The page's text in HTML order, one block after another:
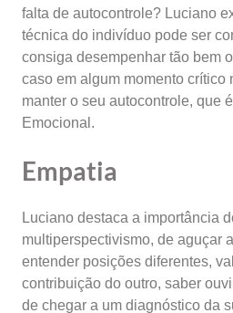
falta de autocontrole? Luciano
técnica do indivíduo pode ser
consiga desempenhar tão bem
caso em algum momento crítico
manter o seu autocontrole, que
Emocional.
Empatia
Luciano destaca a importância
multiperspectivismo, de aguçar
entender posições diferentes,
contribuição do outro, saber
de chegar a um diagnóstico da